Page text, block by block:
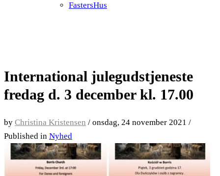
FastersHus
International julegudstjeneste
fredag d. 3 december kl. 17.00
by Christina Kristensen / onsdag, 24 november 2021 /
Published in Nyhed